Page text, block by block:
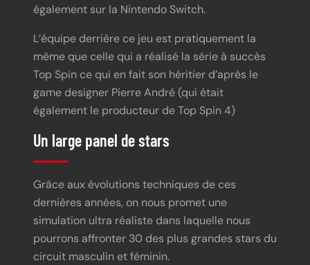
également sur la Nintendo Switch.
L’équipe derrière ce jeu est pratiquement la
même que celle qui a réalisé la série à succès
Top Spin ce qui en fait son héritier d’après le
game designer Pierre André (qui était
également le producteur de Top Spin 4)
Un large panel de stars
Grâce aux évolutions techniques de ces
dernières années, on nous promet une
simulation ultra réaliste dans laquelle nous
pourrons affronter 30 des plus grandes stars du
circuit masculin et féminin.